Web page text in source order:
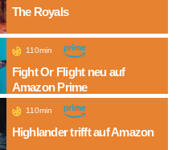
The Royals
110min
Fight Or Flight neu auf
Amazon Prime
110min
Highlander trifft auf Amazon